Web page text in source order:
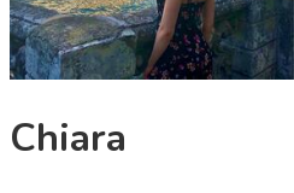
Chiara